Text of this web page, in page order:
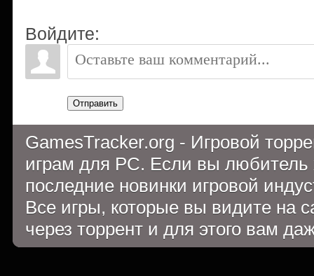
Войдите:
Отправить
GamesTracker.org - Игровой
играм для PC. Если вы
последние новинки игровой
Все игры, которые вы видите на
через торрент и для этого вам